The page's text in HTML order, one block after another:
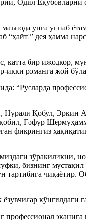
Одил Ёқубовларни
унга уннаб
дея ҳамма
бир ижодкор,
икки романга жой
“Русларда
Нурали Қобул,
Ғофур
фикрингиз
бизнинг
кўнгилдаги